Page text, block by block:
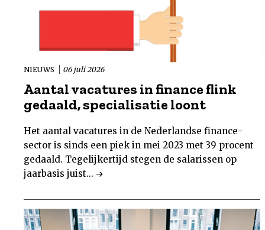
NIEUWS 06 juli 2026
Aantal vacatures in finance flink
gedaald, specialisatie loont
Het aantal vacatures in de Nederlandse finance-
sector is sinds een piek in mei 2023 met 39 procent
gedaald. Tegelijkertijd stegen de salarissen op
jaarbasis juist...